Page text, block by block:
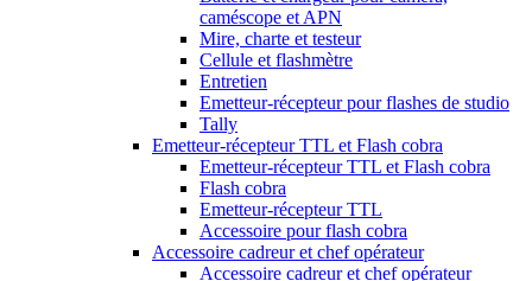
caméscope et APN
Mire, charte et testeur
Cellule et flashmètre
Entretien
Emetteur-récepteur pour flashes de studio
Tally
Emetteur-récepteur TTL et Flash cobra
Emetteur-récepteur TTL et Flash cobra
Flash cobra
Emetteur-récepteur TTL
Accessoire pour flash cobra
Accessoire cadreur et chef opérateur
Accessoire cadreur et chef opérateur